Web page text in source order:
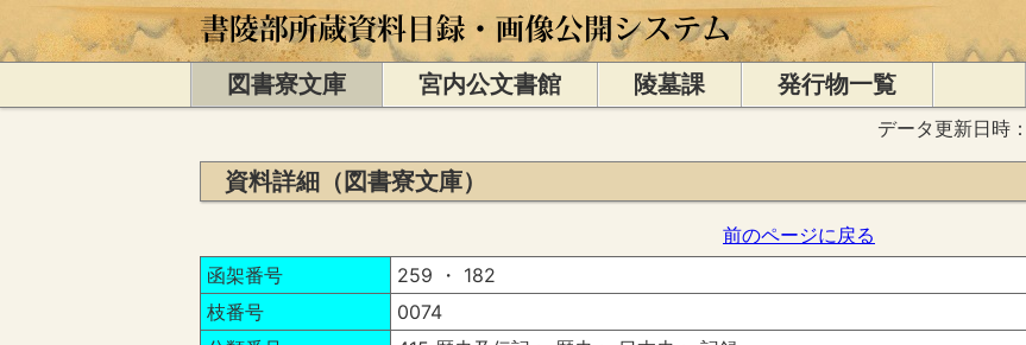
図書寮文庫 宮内公文書館 陵墓課 発行物一覧
データ更新日時：
資料詳細（図書寮文庫）
前のページに戻る
函架番号
259 ・ 182
枝番号
0074